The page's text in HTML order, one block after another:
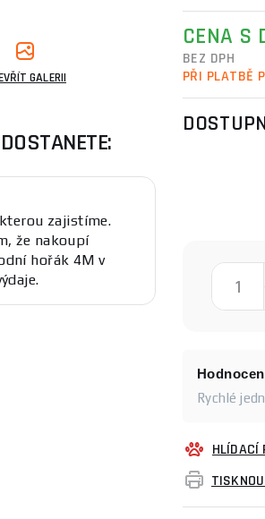
GALERII
zajistíme.
že nakoupí
hořák 4M v
CENA S
BEZ DPH
PŘI PLATBĚ
Rychlé
HLÍDACÍ